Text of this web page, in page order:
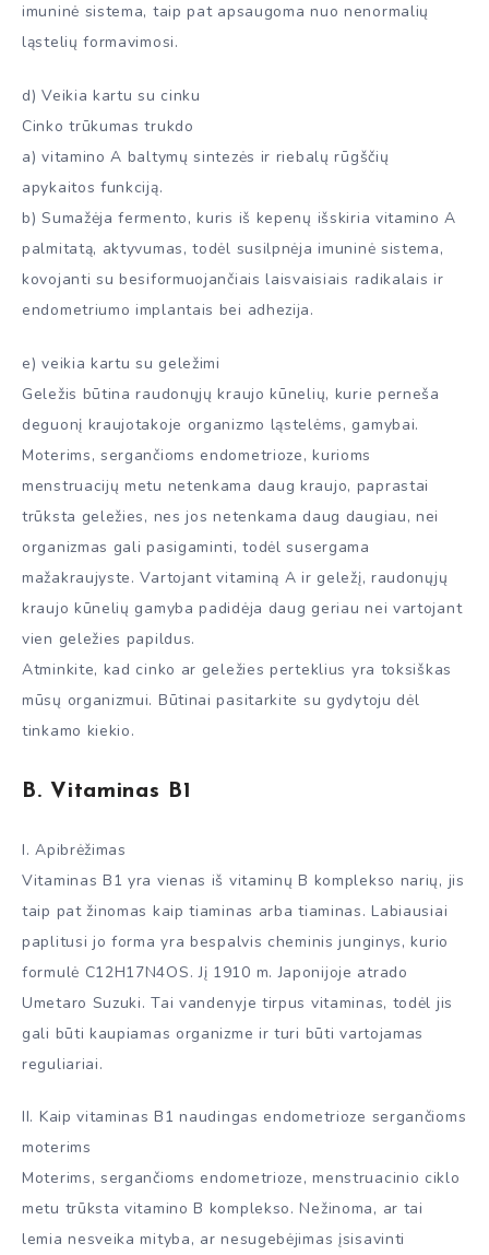
imuninė sistema, taip pat apsaugoma nuo nenormalių
ląstelių formavimosi.
d) Veikia kartu su cinku
Cinko trūkumas trukdo
a) vitamino A baltymų sintezės ir riebalų rūgščių
apykaitos funkciją.
b) Sumažėja fermento, kuris iš kepenų išskiria vitamino A
palmitatą, aktyvumas, todėl susilpnėja imuninė sistema,
kovojanti su besiformuojančiais laisvaisiais radikalais ir
endometriumo implantais bei adhezija.
e) veikia kartu su geležimi
Geležis būtina raudonųjų kraujo kūnelių, kurie perneša
deguonį kraujotakoje organizmo ląstelėms, gamybai.
Moterims, sergančioms endometrioze, kurioms
menstruacijų metu netenkama daug kraujo, paprastai
trūksta geležies, nes jos netenkama daug daugiau, nei
organizmas gali pasigaminti, todėl susergama
mažakraujyste. Vartojant vitaminą A ir geležį, raudonųjų
kraujo kūnelių gamyba padidėja daug geriau nei vartojant
vien geležies papildus.
Atminkite, kad cinko ar geležies perteklius yra toksiškas
mūsų organizmui. Būtinai pasitarkite su gydytoju dėl
tinkamo kiekio.
B. Vitaminas B1
I. Apibrėžimas
Vitaminas B1 yra vienas iš vitaminų B komplekso narių, jis
taip pat žinomas kaip tiaminas arba tiaminas. Labiausiai
paplitusi jo forma yra bespalvis cheminis junginys, kurio
formulė C12H17N4OS. Jį 1910 m. Japonijoje atrado
Umetaro Suzuki. Tai vandenyje tirpus vitaminas, todėl jis
gali būti kaupiamas organizme ir turi būti vartojamas
reguliariai.
II. Kaip vitaminas B1 naudingas endometrioze sergančioms
moterims
Moterims, sergančioms endometrioze, menstruacinio ciklo
metu trūksta vitamino B komplekso. Nežinoma, ar tai
lemia nesveika mityba, ar nesugebėjimas įsisavinti